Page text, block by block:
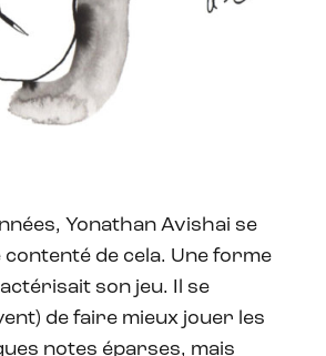
Yonathan Avishai se
de cela. Une forme
son jeu. Il se
de faire mieux jouer les
notes éparses, mais